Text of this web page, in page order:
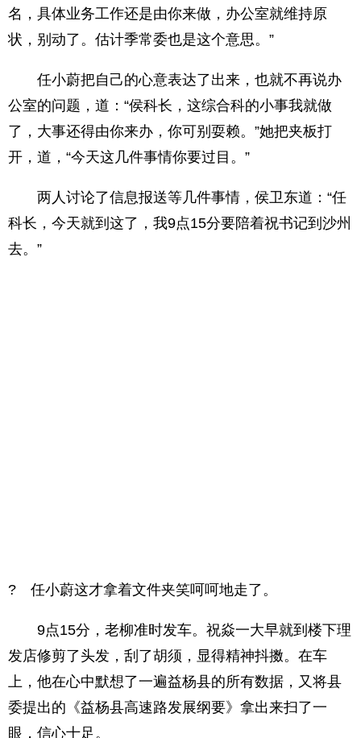
名，具体业务工作还是由你来做，办公室就维持原
状，别动了。估计季常委也是这个意思。”
任小蔚把自己的心意表达了出来，也就不再说办
公室的问题，道：“侯科长，这综合科的小事我就做
了，大事还得由你来办，你可别耍赖。”她把夹板打
开，道，“今天这几件事情你要过目。”
两人讨论了信息报送等几件事情，侯卫东道：“任
科长，今天就到这了，我9点15分要陪着祝书记到沙州
去。”
? 任小蔚这才拿着文件夹笑呵呵地走了。
9点15分，老柳准时发车。祝焱一大早就到楼下理
发店修剪了头发，刮了胡须，显得精神抖擞。在车
上，他在心中默想了一遍益杨县的所有数据，又将县
委提出的《益杨县高速路发展纲要》拿出来扫了一
眼，信心十足。